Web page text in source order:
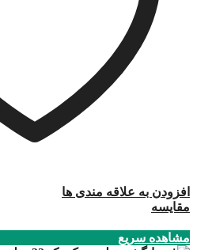
افزودن به علاقه مندی ها
مقایسه
مشاهده سریع